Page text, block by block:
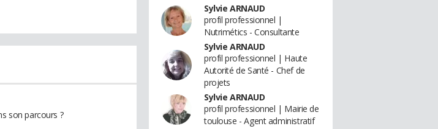
son parcours ?
Sylvie ARNAUD
profil professionnel |
Nutrimétics - Consultante
Sylvie ARNAUD
profil professionnel | Haute
Autorité de Santé - Chef de
projets
Sylvie ARNAUD
profil professionnel | Mairie de
toulouse - Agent administratif